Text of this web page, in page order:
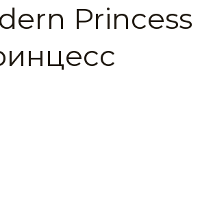
Princess